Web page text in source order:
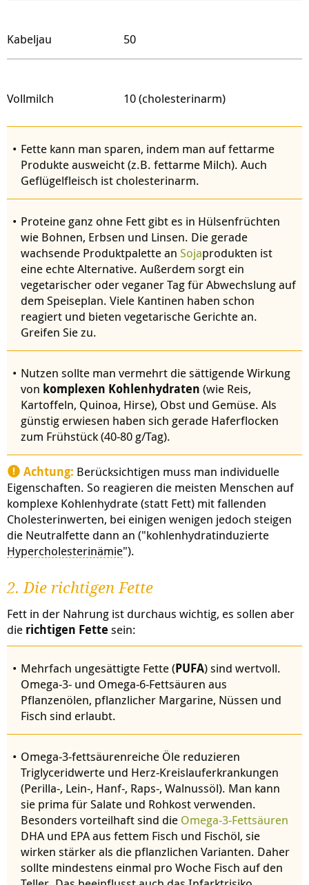
Kabeljau 50
Vollmilch 10 (cholesterinarm)
Fette kann man sparen, indem man auf fettarme
Produkte ausweicht (z.B. fettarme Milch). Auch
Geflügelfleisch ist cholesterinarm.
Proteine ganz ohne Fett gibt es in Hülsenfrüchten
wie Bohnen, Erbsen und Linsen. Die gerade
wachsende Produktpalette an Sojaprodukten ist
eine echte Alternative. Außerdem sorgt ein
vegetarischer oder veganer Tag für Abwechslung auf
dem Speiseplan. Viele Kantinen haben schon
reagiert und bieten vegetarische Gerichte an.
Greifen Sie zu.
Nutzen sollte man vermehrt die sättigende Wirkung
von komplexen Kohlenhydraten (wie Reis,
Kartoffeln, Quinoa, Hirse), Obst und Gemüse. Als
günstig erwiesen haben sich gerade Haferflocken
zum Frühstück (40-80 g/Tag).
Achtung: Berücksichtigen muss man individuelle
Eigenschaften. So reagieren die meisten Menschen auf
komplexe Kohlenhydrate (statt Fett) mit fallenden
Cholesterinwerten, bei einigen wenigen jedoch steigen
die Neutralfette dann an ("kohlenhydratinduzierte
Hypercholesterinämie").
2. Die richtigen Fette
Fett in der Nahrung ist durchaus wichtig, es sollen aber
die richtigen Fette sein:
Mehrfach ungesättigte Fette (PUFA) sind wertvoll.
Omega-3- und Omega-6-Fettsäuren aus
Pflanzenölen, pflanzlicher Margarine, Nüssen und
Fisch sind erlaubt.
Omega-3-fettsäurenreiche Öle reduzieren
Triglyceridwerte und Herz-Kreislauferkrankungen
(Perilla-, Lein-, Hanf-, Raps-, Walnussöl). Man kann
sie prima für Salate und Rohkost verwenden.
Besonders vorteilhaft sind die Omega-3-Fettsäuren
DHA und EPA aus fettem Fisch und Fischöl, sie
wirken stärker als die pflanzlichen Varianten. Daher
sollte mindestens einmal pro Woche Fisch auf den